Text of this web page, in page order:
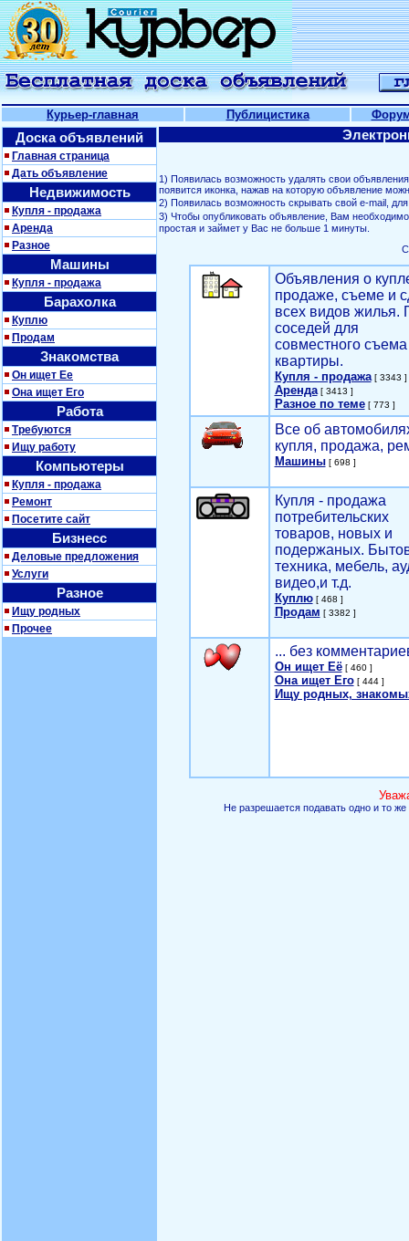
Курьер-главная Публицистика
Доска объявлений
Главная страница
Дать объявление
Недвижимость
Купля - продажа
Аренда
Разное
Машины
Купля - продажа
Барахолка
Куплю
Продам
Знакомства
Он ищет Ее
Она ищет Его
Работа
Требуются
Ищу работу
Компьютеры
Купля - продажа
Ремонт
Посетите сайт
Бизнесс
Деловые предложения
Услуги
Разное
Ищу родных
Прочее
1) Появилась возможность удалять свои
появится иконка, нажав на которую объявление
2) Появилась возможность скрывать свой е-mail,
3) Чтобы опубликовать объявление, Вам
простая и займет у Вас не больше 1 минуты.
Объявления о
продаже, съеме и
всех видов жилья.
соседей для
совместного съема
квартиры.
Купля - продажа[ 3343 ]
Аренда[ 3413 ]
Разное по теме[ 773 ]
Все об
купля, продажа,
Машины[ 698 ]
Купля - продажа
потребительских
товаров, новых и
подержаных.
техника, мебель,
видео,и т.д.
Куплю[ 468 ]
Продам [ 3382 ]
... без
Он ищет Её[ 460 ]
Она ищет Его[ 444 ]
Ищу родных,
Не разрешается подавать одно и то